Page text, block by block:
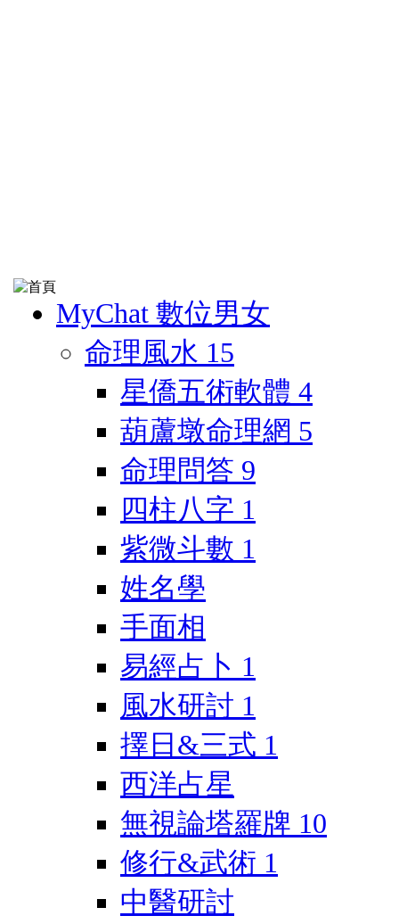
MyChat 數位男女
命理風水 15
星僑五術軟體 4
葫蘆墩命理網 5
命理問答 9
四柱八字 1
紫微斗數 1
姓名學
手面相
易經占卜 1
風水研討 1
擇日&三式 1
西洋占星
無視論塔羅牌 10
修行&武術 1
中醫研討